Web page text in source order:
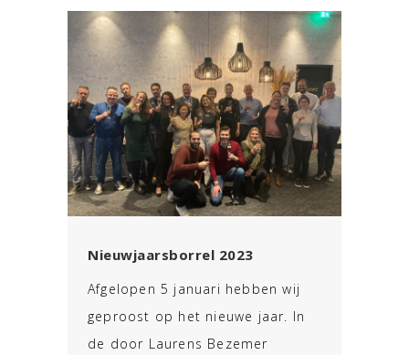
Nieuwjaarsborrel 2023
Afgelopen 5 januari hebben wij
geproost op het nieuwe jaar. In
de door Laurens Bezemer